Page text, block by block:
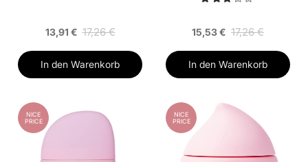
13,91 € 17,26 €
In den Warenkorb
15,53 € 17,26 €
In den Warenkorb
NICE
PRICE
NICE
PRICE